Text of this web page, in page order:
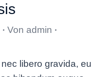
Von admin
libero gravida, eu